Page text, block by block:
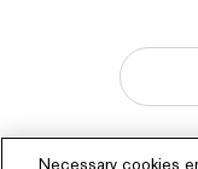
Necessary cookies